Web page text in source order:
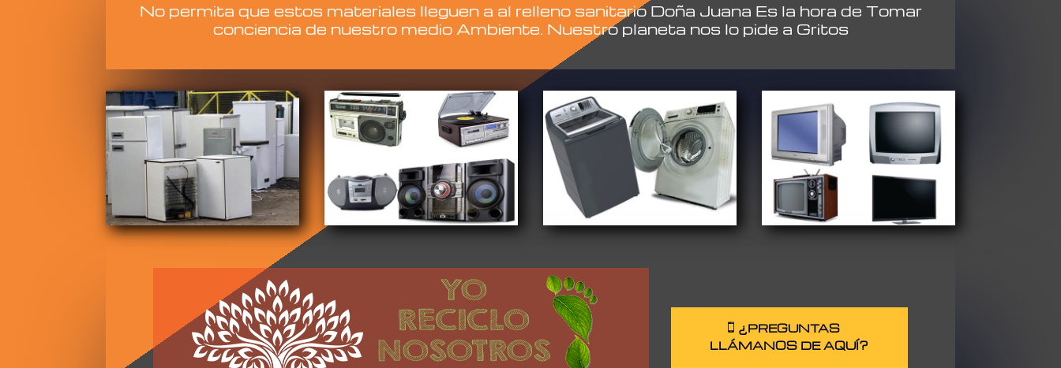
No permita que estos materiales lleguen a al relleno sanitario Doña Juana Es la hora de Tomar
conciencia de nuestro medio Ambiente. Nuestro planeta nos lo pide a Gritos
¿PREGUNTAS
LLÁMANOS DE AQUÍ?